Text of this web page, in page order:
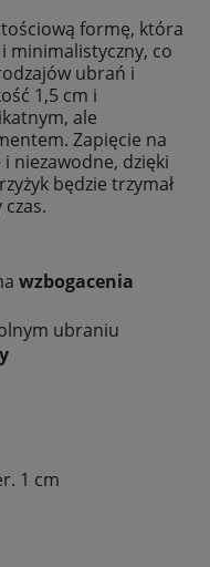
formę, która
minimalistyczny, co
ubrań i
1,5 cm i
ale
Zapięcie na
niezawodne, dzięki
będzie trzymał
wzbogacenia
ubraniu
1 cm